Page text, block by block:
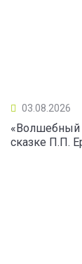
03.08.2026
«Волшебный
сказке П.П.